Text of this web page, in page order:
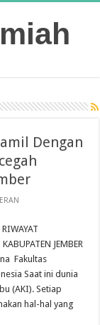
Dengan
JEMBER
Fakultas
Saat ini dunia
(AKI). Setiap
hal-hal yang